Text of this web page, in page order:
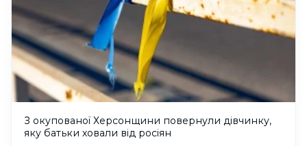
З окупованої Херсонщини повернули дівчинку,
яку батьки ховали від росіян